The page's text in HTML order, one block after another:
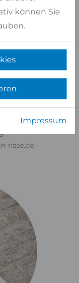
risse.de
können Sie
Impressum